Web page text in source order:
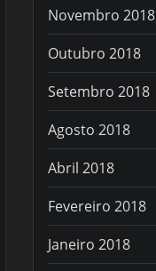
Novembro 2018
Outubro 2018
Setembro 2018
Agosto 2018
Abril 2018
Fevereiro 2018
Janeiro 2018